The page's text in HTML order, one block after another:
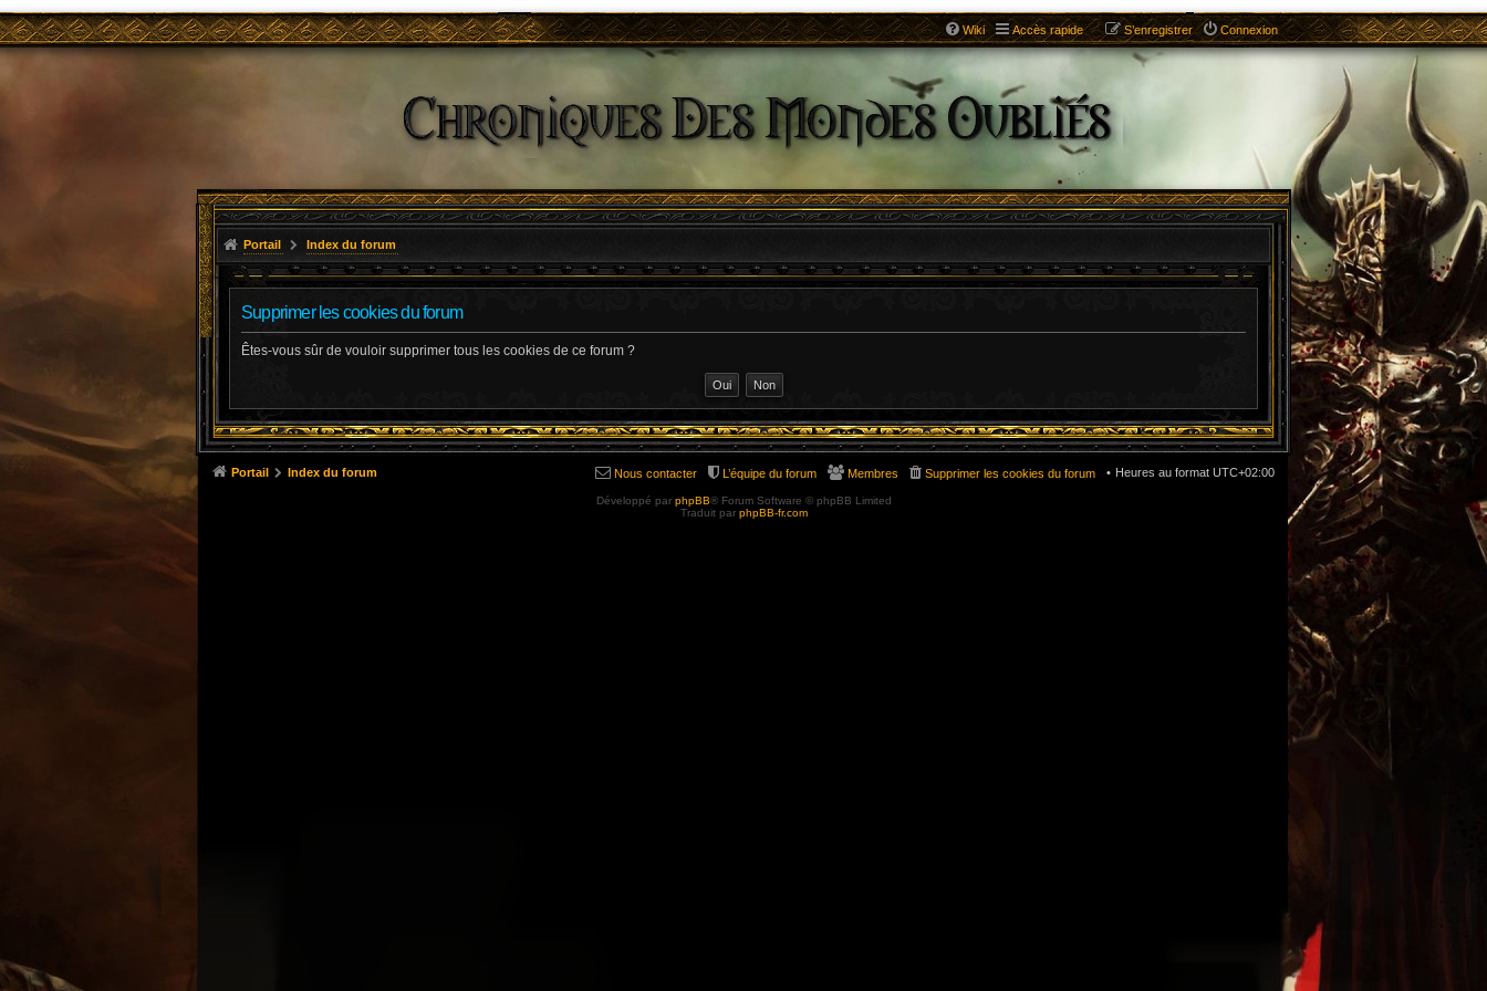
Wiki Accès rapide Connexion
S’enregistrer
Portail Index du forum
Supprimer les cookies du forum
Êtes-vous sûr de vouloir supprimer tous les cookies de ce forum ?
Portail Index du forum Heures au format UTC+02:00
Supprimer les cookies du forum
Membres
L’équipe du forum
Nous contacter
Développé par phpBB® Forum Software © phpBB Limited
Traduit par phpBB-fr.com